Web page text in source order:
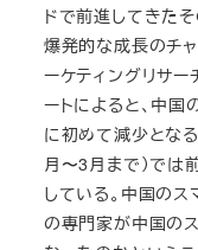
ドで前進してきた
爆発的な成長のチ
ーケティングリサ
ートによると、中
に初めて減少とな
月〜3月まで）で
している。中国の
の専門家が中国の